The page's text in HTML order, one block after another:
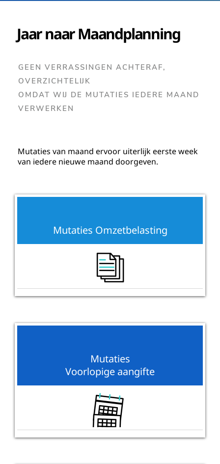
Jaar naar Maandplanning
GEEN VERRASSINGEN ACHTERAF,
OVERZICHTELIJK
OMDAT WIJ DE MUTATIES IEDERE MAAND
VERWERKEN
Mutaties van maand ervoor uiterlijk eerste week
van iedere nieuwe maand doorgeven.
Mutaties Omzetbelasting
Mutaties
Voorlopige aangifte